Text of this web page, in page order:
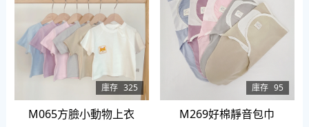
庫存 325
M065方臉小動物上衣
庫存 95
M269好棉靜音包巾